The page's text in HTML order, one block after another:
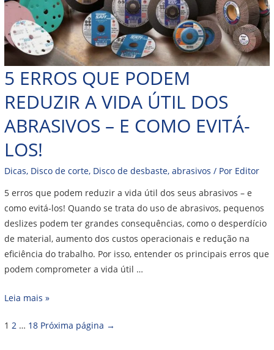
5 ERROS QUE PODEM
REDUZIR A VIDA ÚTIL DOS
ABRASIVOS – E COMO EVITÁ-
LOS!
Dicas, Disco de corte, Disco de desbaste,abrasivos / Por Editor
5 erros que podem reduzir a vida útil dos seus abrasivos – e
como evitá-los! Quando se trata do uso de abrasivos, pequenos
deslizes podem ter grandes consequências, como o desperdício
de material, aumento dos custos operacionais e redução na
eficiência do trabalho. Por isso, entender os principais erros que
podem comprometer a vida útil …
Leia mais »
1 2 … 18 Próxima página →